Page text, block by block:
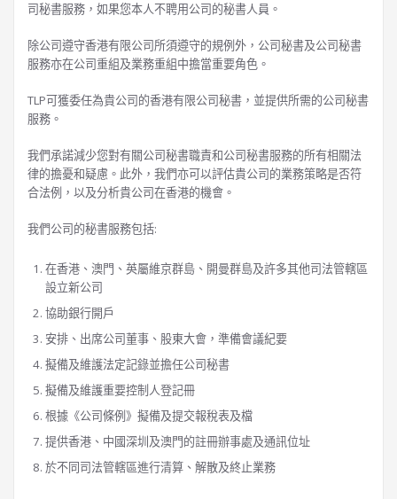
司秘書服務，如果您本人不聘用公司的秘書人員。
除公司遵守香港有限公司所須遵守的規例外，公司秘書及公司秘書
服務亦在公司重組及業務重組中擔當重要角色。
TLP可獲委任為貴公司的香港有限公司秘書，並提供所需的公司秘書
服務。
我們承諾減少您對有關公司秘書職責和公司秘書服務的所有相關法
律的擔憂和疑慮。此外，我們亦可以評估貴公司的業務策略是否符
合法例，以及分析貴公司在香港的機會。
我們公司的秘書服務包括:
在香港、澳門、英屬維京群島、開曼群島及許多其他司法管轄區
設立新公司
協助銀行開戶
安排、出席公司董事、股東大會，準備會議紀要
擬備及維護法定記錄並擔任公司秘書
擬備及維護重要控制人登記冊
根據《公司條例》擬備及提交報稅表及檔
提供香港、中國深圳及澳門的註冊辦事處及通訊位址
於不同司法管轄區進行清算、解散及終止業務